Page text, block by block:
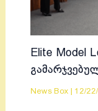
Elite Model
News Box |12/